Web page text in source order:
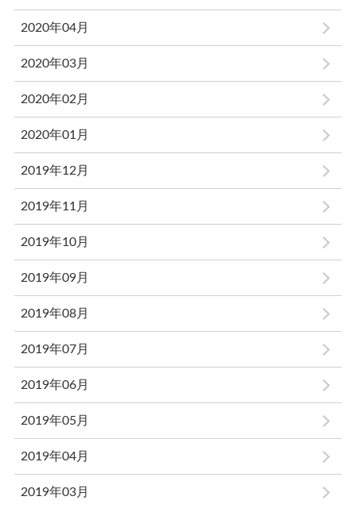
2020年04月
2020年03月
2020年02月
2020年01月
2019年12月
2019年11月
2019年10月
2019年09月
2019年08月
2019年07月
2019年06月
2019年05月
2019年04月
2019年03月